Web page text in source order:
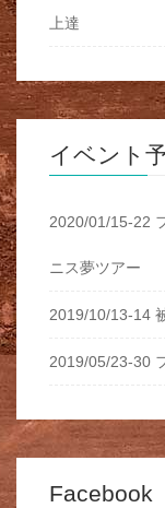
上達
イベント
2020/01/15-22
ニス夢ツアー
2019/10/13-14
2019/05/23-30
Facebook